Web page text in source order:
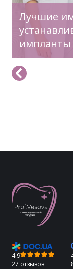
Лучшие
импланты
4.9
27 отзывов